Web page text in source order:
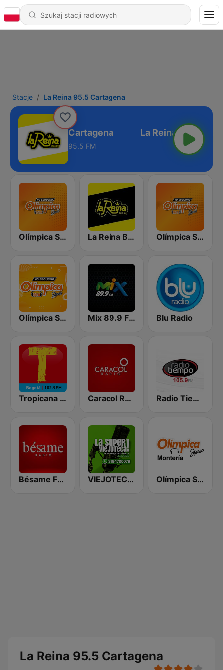
Stacje La Reina 95.5 Cartagena
La Reina 95.5 Cartagena
95.5 FM
Olímpica Stereo - Medellín 104.9 FM La Reina Barranquilla Olímpica Stereo Bogotá 105.9 FM
Olímpica Stereo Cartagena 90.5 FM Mix 89.9 FM Medellin Blu Radio
Tropicana Bogotá Caracol Radio Radio Tiempo Medellín
Bésame FM Bogotá VIEJOTECA "para Beber y Gozar" Olímpica Stereo Montería 90.5 FM
La Reina 95.5 Cartagena